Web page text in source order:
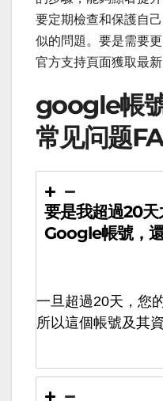
要定期檢查和保護自
似的問題。要是需要
官方支持頁面獲取最新
google帳
常见问题
要是我超過20
Google帳號，
一旦超過20天，您
所以這個帳號及其